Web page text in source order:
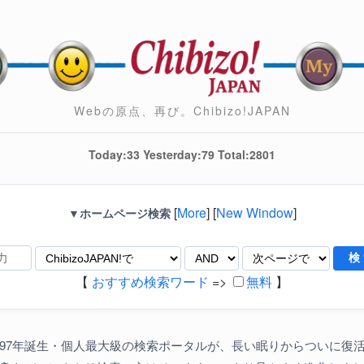
Webの原点、再び。Chibizo!JAPAN
Today:33 Yesterday:79 Total:2801
▼ホームページ検索[More] [New Window]
【 おすすめ検索ワード => 無料 】
年誕生・個人最大級の検索ポータルが、長い眠りからついに復